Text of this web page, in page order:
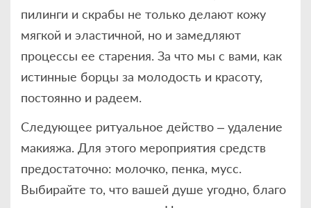
пилинги и скрабы не только делают кожу
мягкой и эластичной, но и замедляют
процессы ее старения. За что мы с вами, как
истинные борцы за молодость и красоту,
постоянно и радеем.
Следующее ритуальное действо – удаление
макияжа. Для этого мероприятия средств
предостаточно: молочко, пенка, мусс.
Выбирайте то, что вашей душе угодно, благо